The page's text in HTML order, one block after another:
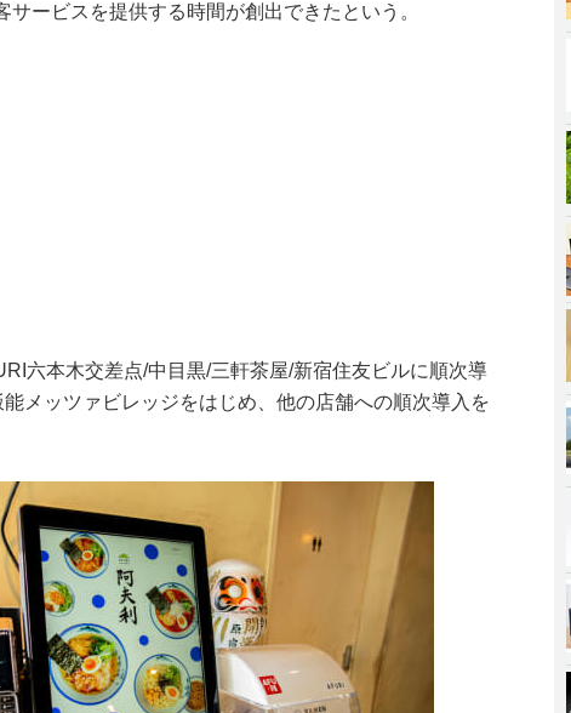
サービスを提供する時間が創出できたという。
六本木交差点/中目黒/三軒茶屋/新宿住友ビルに順次導
メッツァビレッジをはじめ、他の店舗への順次導入を